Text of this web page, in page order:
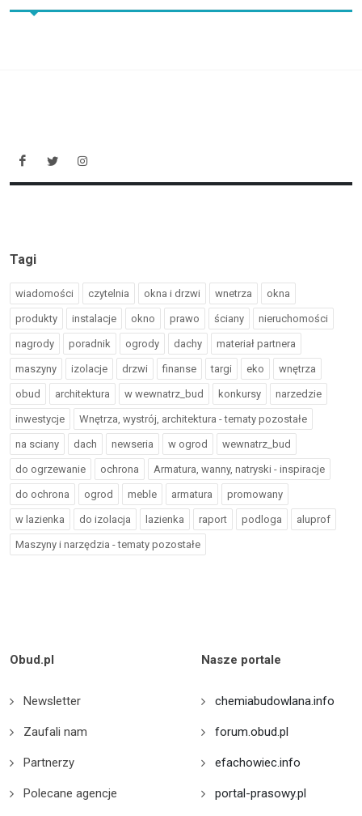
Tagi
wiadomości czytelnia okna i drzwi wnetrza okna
produkty instalacje okno prawo ściany nieruchomości
nagrody poradnik ogrody dachy materiał partnera
maszyny izolacje drzwi finanse targi eko wnętrza
obud architektura w wewnatrz_bud konkursy narzedzie
inwestycje Wnętrza, wystrój, architektura - tematy pozostałe
na sciany dach newseria w ogrod wewnatrz_bud
do ogrzewanie ochrona Armatura, wanny, natryski - inspiracje
do ochrona ogrod meble armatura promowany
w lazienka do izolacja lazienka raport podloga aluprof
Maszyny i narzędzia - tematy pozostałe
Obud.pl
Newsletter
Zaufali nam
Partnerzy
Polecane agencje
Nasze portale
chemiabudowlana.info
forum.obud.pl
efachowiec.info
portal-prasowy.pl